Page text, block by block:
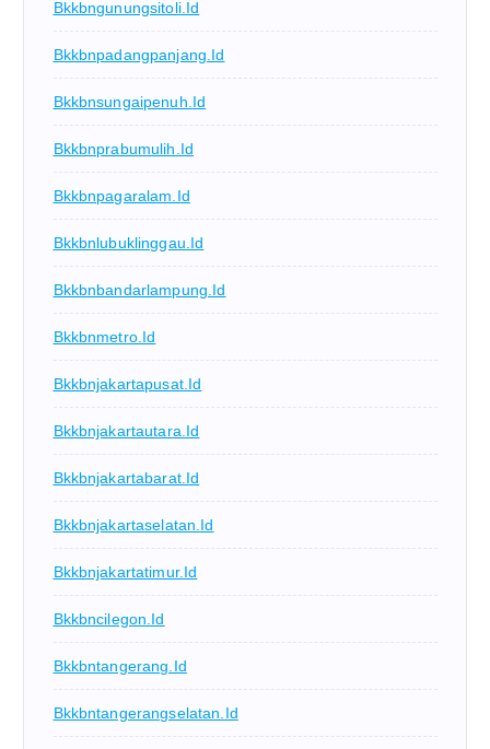
Bkkbngunungsitoli.id
Bkkbnpadangpanjang.id
Bkkbnsungaipenuh.id
Bkkbnprabumulih.id
Bkkbnpagaralam.id
Bkkbnlubuklinggau.id
Bkkbnbandarlampung.id
Bkkbnmetro.id
Bkkbnjakartapusat.id
Bkkbnjakartautara.id
Bkkbnjakartabarat.id
Bkkbnjakartaselatan.id
Bkkbnjakartatimur.id
Bkkbncilegon.id
Bkkbntangerang.id
Bkkbntangerangselatan.id